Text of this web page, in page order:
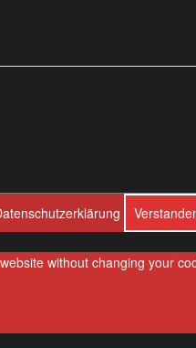
without changing your